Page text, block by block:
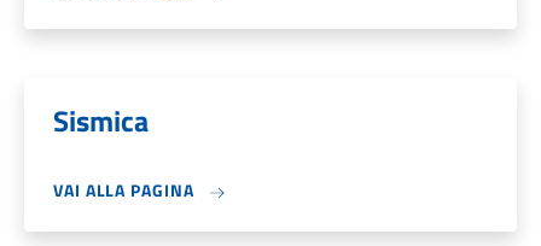
Sismica
VAI ALLA PAGINA